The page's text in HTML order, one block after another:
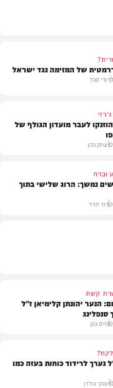
של המזימה נגד ישראל
דודי סגל
לעבר מועדון הגולף של
יצחק כהן
וברח
נמשך: הרוג שלישי בתוך
דוד חדד
קשת
הנער יהונתן קלימיאן ז"ל
חיים גפן
נערך לרידוד כוחות בעזה כמו
יענקי גולדן